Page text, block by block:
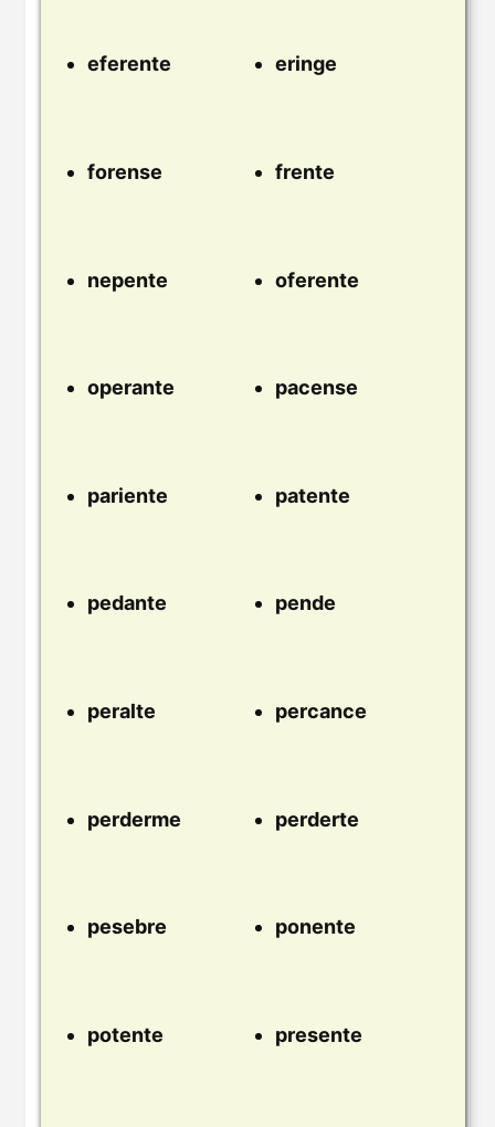
eferente eringe
forense frente
nepente oferente
operante pacense
pariente patente
pedante pende
peralte percance
perderme perderte
pesebre ponente
potente presente